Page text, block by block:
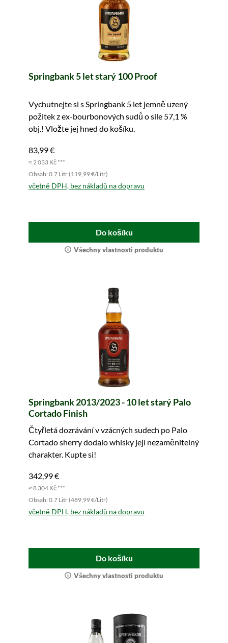
Springbank 5 let starý 100 Proof
Vychutnejte si s Springbank 5 let jemně uzený
požitek z ex-bourbonových sudů o síle 57,1 %
obj.! Vložte jej hned do košíku.
83,99 €
≈ 2 033 Kč ***
Obsah: 0.7 Litr (119,99 €/Litr)
včetně DPH, bez nákladů na dopravu
Do košíku
Všechny vlastnosti produktu
Springbank 2013/2023 - 10 let starý Palo
Cortado Finish
Čtyřletá dozrávání v vzácných sudech po Palo
Cortado sherry dodalo whisky její nezaměnitelný
charakter. Kupte si!
342,99 €
≈ 8 304 Kč ***
Obsah: 0.7 Litr (489,99 €/Litr)
včetně DPH, bez nákladů na dopravu
Do košíku
Všechny vlastnosti produktu